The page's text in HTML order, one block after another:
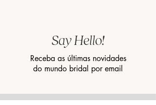
Say Hello!
Receba as últimas novidades
do mundo bridal por email